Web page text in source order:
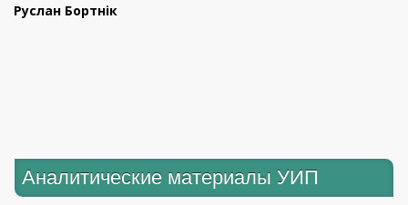
Руслан Бортнік
Аналитические материалы УИП